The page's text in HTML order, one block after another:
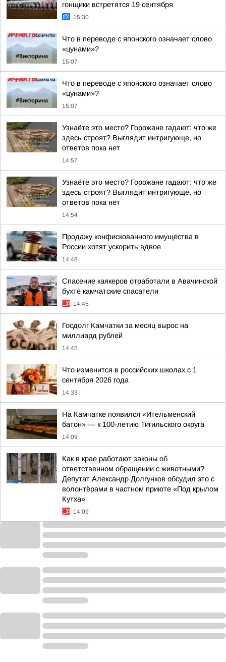
гонщики встретятся 19 сентября
15:30
Что в переводе с японского означает слово
«цунами»?
15:07
Что в переводе с японского означает слово
«цунами»?
15:07
Узнаёте это место? Горожане гадают: что же
здесь строят? Выглядит интригующе, но
ответов пока нет
14:57
Узнаёте это место? Горожане гадают: что же
здесь строят? Выглядит интригующе, но
ответов пока нет
14:54
Продажу конфискованного имущества в
России хотят ускорить вдвое
14:48
Спасение каякеров отработали в Авачинской
бухте камчатские спасатели
14:45
Госдолг Камчатки за месяц вырос на
миллиард рублей
14:45
Что изменится в российских школах с 1
сентября 2026 года
14:33
На Камчатке появился «Ительменский
батон» — к 100-летию Тигильского округа
14:09
Как в крае работают законы об
ответственном обращении с животными?
Депутат Александр Долгунков обсудил это с
волонтёрами в частном приюте «Под крылом
Кутха»
14:09